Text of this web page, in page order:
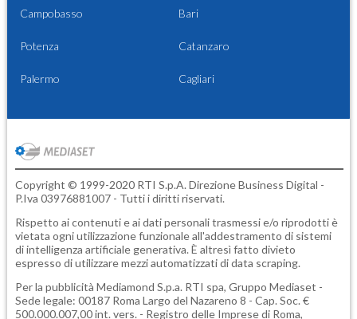
Campobasso Bari
Potenza Catanzaro
Palermo Cagliari
Copyright © 1999-2020 RTI S.p.A. Direzione Business Digital -
P.Iva 03976881007 - Tutti i diritti riservati.
Rispetto ai contenuti e ai dati personali trasmessi e/o riprodotti è
vietata ogni utilizzazione funzionale all'addestramento di sistemi
di intelligenza artificiale generativa. È altresì fatto divieto
espresso di utilizzare mezzi automatizzati di data scraping.
Per la pubblicità Mediamond S.p.a. RTI spa, Gruppo Mediaset -
Sede legale: 00187 Roma Largo del Nazareno 8 - Cap. Soc. €
500.000.007,00 int. vers. - Registro delle Imprese di Roma,